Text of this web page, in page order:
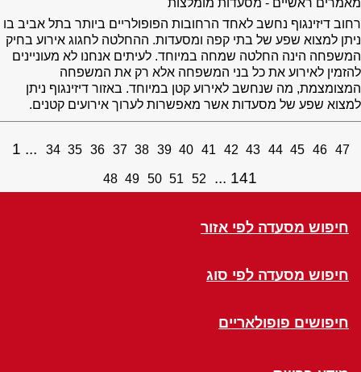
מאמרים ראשיים - מסעדות מומלצות
רחוב דיזינגוף נחשב לאחד הרחובות הפופולריים ביותר בתל אביב בו
ניתן למצוא שפע של בתי קפה ומסעדות. ההחלטה לחגוג אירוע בחיק
המשפחה הינה החלטה שמחה במיוחד. לעיתים אנחנו לא מעוניינים
להזמין לאירוע את כל בני המשפחה אלא רק את המשפחה
המצומצמת, מה שנחשב לאירוע קטן במיוחד. באזור דיזינגוף ניתן
למצוא שפע של מסעדות אשר מאפשרות לערוך אירועים קטנים.
1 34 35 36 37 38 39 40 41 42 43 44 45 46 47
48 49 50 51 52 141
חיפוש מסעדה לפי אזור
חיפוש מסעדה לפי סוג
חיפושים פופולאריים